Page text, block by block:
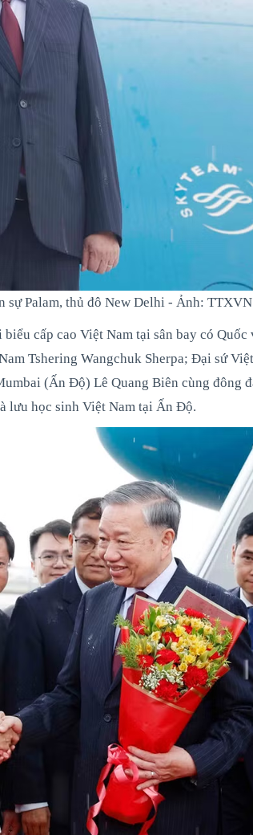
sự Palam, thủ đô New Delhi - Ảnh: TTXVN
cấp cao Việt Nam tại sân bay có Quốc
Tshering Wangchuk Sherpa; Đại sứ
(Ấn Độ) Lê Quang Biên cùng đông
lưu học sinh Việt Nam tại Ấn Độ.